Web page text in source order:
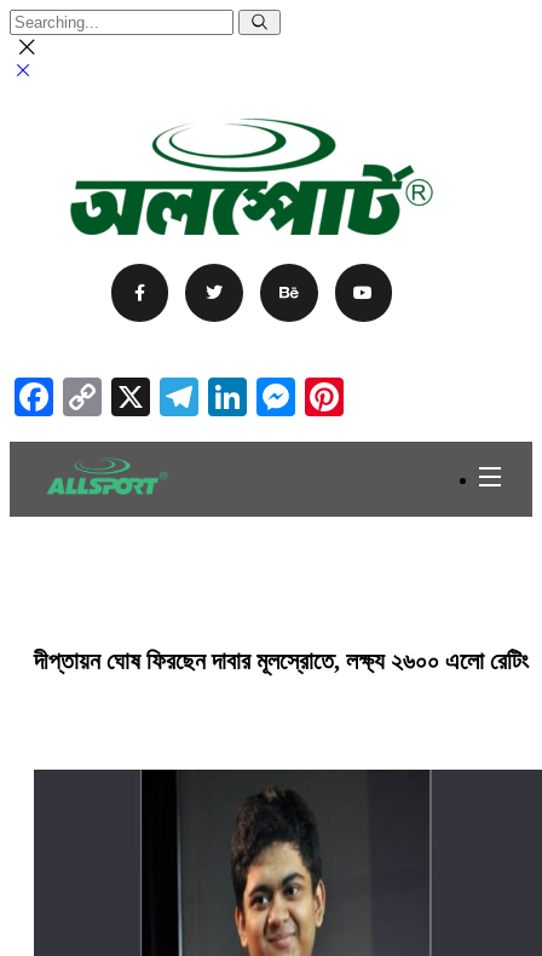
Facebook
Copy
Link
X Telegram
LinkedIn
Messenger
দীপ্তায়ন ঘোষ ফিরছেন দাবার মূলস্রোতে, লক্ষ্য ২৬০০ এলো রেটিং